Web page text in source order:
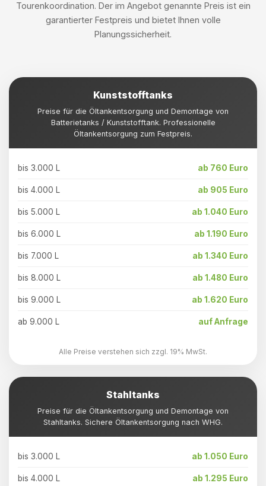
Tourenkoordination. Der im Angebot genannte Preis ist ein
garantierter Festpreis und bietet Ihnen volle
Planungssicherheit.
Kunststofftanks
Preise für die Öltankentsorgung und Demontage von
Batterietanks / Kunststofftank. Professionelle
Öltankentsorgung zum Festpreis.
bis 3.000 L ab 760 Euro
bis 4.000 L ab 905 Euro
bis 5.000 L ab 1.040 Euro
bis 6.000 L ab 1.190 Euro
bis 7.000 L ab 1.340 Euro
bis 8.000 L ab 1.480 Euro
bis 9.000 L ab 1.620 Euro
ab 9.000 L auf Anfrage
Alle Preise verstehen sich zzgl. 19% MwSt.
Stahltanks
Preise für die Öltankentsorgung und Demontage von
Stahltanks. Sichere Öltankentsorgung nach WHG.
bis 3.000 L ab 1.050 Euro
bis 4.000 L ab 1.295 Euro